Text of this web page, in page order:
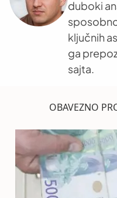
duboki
ključnih
ga
sajta.
OBAVEZNO